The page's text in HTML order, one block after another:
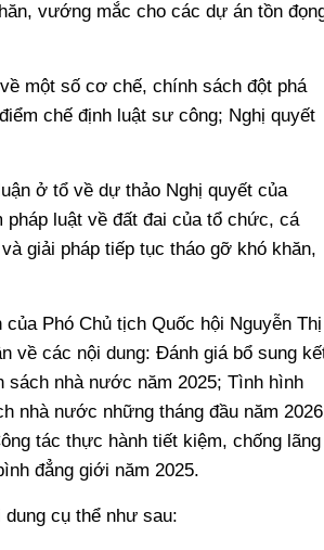
vướng mắc cho các dự án tồn
một số cơ chế, chính sách đột phá
chế định luật sư công; Nghị quyết
ở tổ về dự thảo Nghị quyết của
luật về đất đai của tổ chức, cá
giải pháp tiếp tục tháo gỡ khó khăn,
Phó Chủ tịch Quốc hội Nguyễn Thị
về các nội dung: Đánh giá bổ sung
sách nhà nước năm 2025; Tình hình
nhà nước những tháng đầu năm
tác thực hành tiết kiệm, chống lãng
đẳng giới năm 2025.
cụ thể như sau: